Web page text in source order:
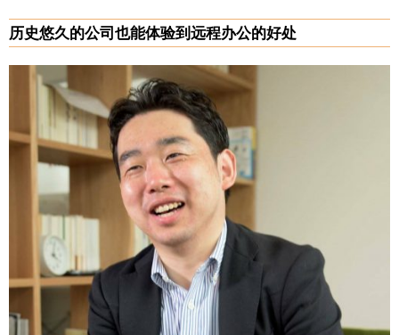
历史悠久的公司也能体验到远程办公的好处